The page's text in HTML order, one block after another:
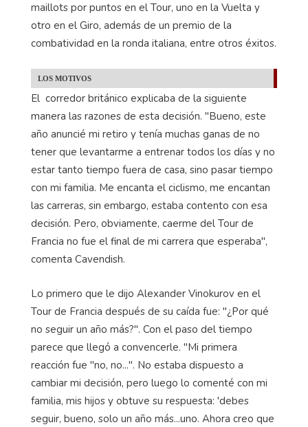
maillots por puntos en el Tour, uno en la Vuelta y
otro en el Giro, además de un premio de la
combatividad en la ronda italiana, entre otros éxitos.
LOS MOTIVOS
El corredor británico explicaba de la siguiente
manera las razones de esta decisión. "Bueno, este
año anuncié mi retiro y tenía muchas ganas de no
tener que levantarme a entrenar todos los días y no
estar tanto tiempo fuera de casa, sino pasar tiempo
con mi familia. Me encanta el ciclismo, me encantan
las carreras, sin embargo, estaba contento con esa
decisión. Pero, obviamente, caerme del Tour de
Francia no fue el final de mi carrera que esperaba",
comenta Cavendish.
Lo primero que le dijo Alexander Vinokurov en el
Tour de Francia después de su caída fue: "¿Por qué
no seguir un año más?". Con el paso del tiempo
parece que llegó a convencerle. "Mi primera
reacción fue "no, no...". No estaba dispuesto a
cambiar mi decisión, pero luego lo comenté con mi
familia, mis hijos y obtuve su respuesta: 'debes
seguir, bueno, solo un año más...uno. Ahora creo que